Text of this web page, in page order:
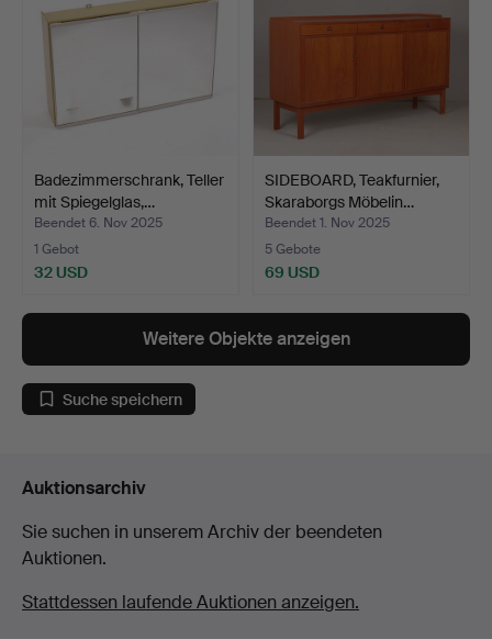
Badezimmerschrank, Teller
mit Spiegelglas,…
Beendet 6. Nov 2025
1 Gebot
32 USD
SIDEBOARD, Teakfurnier,
Skaraborgs Möbelin…
Beendet 1. Nov 2025
5 Gebote
69 USD
Weitere Objekte anzeigen
Suche speichern
Auktionsarchiv
Sie suchen in unserem Archiv der beendeten
Auktionen.
Stattdessen laufende Auktionen anzeigen.